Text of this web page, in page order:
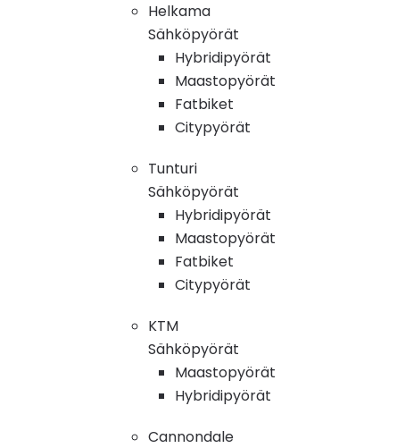
Helkama
Sähköpyörät
Hybridipyörät
Maastopyörät
Fatbiket
Citypyörät
Tunturi
Sähköpyörät
Hybridipyörät
Maastopyörät
Fatbiket
Citypyörät
KTM
Sähköpyörät
Maastopyörät
Hybridipyörät
Cannondale